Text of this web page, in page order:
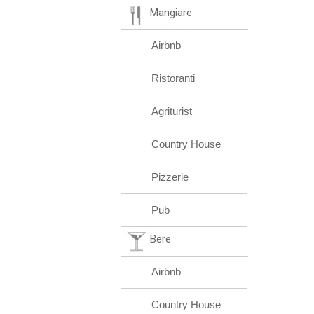
Mangiare
Airbnb
Ristoranti
Agriturist
Country House
Pizzerie
Pub
Bere
Airbnb
Country House